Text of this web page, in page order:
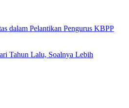
dalam Pelantikan Pengurus KBPP
Tahun Lalu, Soalnya Lebih